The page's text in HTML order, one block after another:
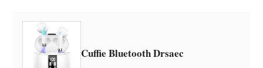
Cuffie Bluetooth Drsaec